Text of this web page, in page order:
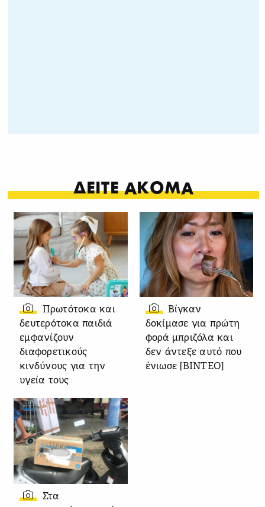
ΔΕΙΤΕ ΑΚΟΜΑ
Πρωτότοκα και
δευτερότοκα παιδιά
εμφανίζουν
διαφορετικούς
κινδύνους για την
υγεία τους
Βίγκαν
δοκίμασε για πρώτη
φορά μπριζόλα και
δεν άντεξε αυτό που
ένιωσε [ΒΙΝΤΕΟ]
Στα